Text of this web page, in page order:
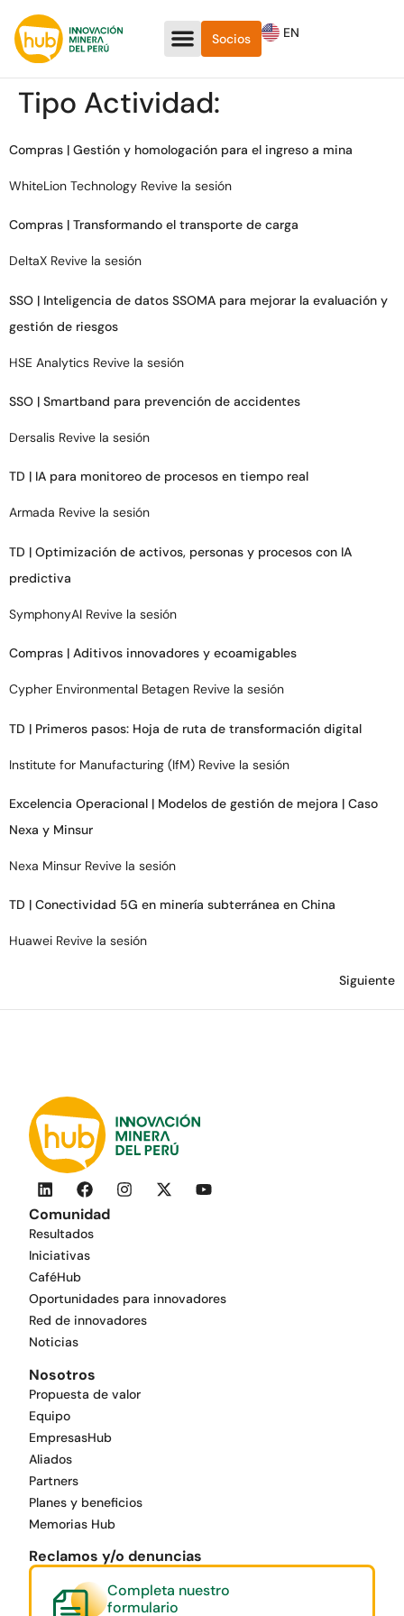
Socios EN
Tipo Actividad:
Compras | Gestión y homologación para el ingreso a mina
WhiteLion Technology Revive la sesión
Compras | Transformando el transporte de carga
DeltaX Revive la sesión
SSO | Inteligencia de datos SSOMA para mejorar la evaluación y
gestión de riesgos
HSE Analytics Revive la sesión
SSO | Smartband para prevención de accidentes
Dersalis Revive la sesión
TD | IA para monitoreo de procesos en tiempo real
Armada Revive la sesión
TD | Optimización de activos, personas y procesos con IA
predictiva
SymphonyAI Revive la sesión
Compras | Aditivos innovadores y ecoamigables
Cypher Environmental Betagen Revive la sesión
TD | Primeros pasos: Hoja de ruta de transformación digital
Institute for Manufacturing (IfM) Revive la sesión
Excelencia Operacional | Modelos de gestión de mejora | Caso
Nexa y Minsur
Nexa Minsur Revive la sesión
TD | Conectividad 5G en minería subterránea en China
Huawei Revive la sesión
Siguiente
Comunidad
Resultados
Iniciativas
CaféHub
Oportunidades para innovadores
Red de innovadores
Noticias
Nosotros
Propuesta de valor
Equipo
EmpresasHub
Aliados
Partners
Planes y beneficios
Memorias Hub
Reclamos y/o denuncias
Completa nuestro
formulario